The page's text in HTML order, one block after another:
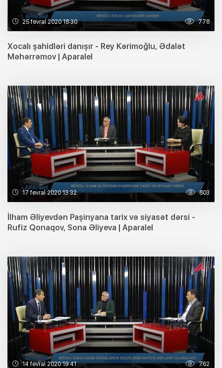
25 fevral 2020 18:30 778
Xocalı şahidləri danışır - Rey Kərimoğlu, Ədalət
Məhərrəmov | Aparalel
17 fevral 2020 13:32 803
İlham Əliyevdən Paşinyana tarix və siyasət dərsi -
Rufiz Qonaqov, Sona Əliyeva | Aparalel
14 fevral 2020 19:41 762